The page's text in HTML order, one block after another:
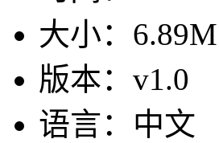
大小： 6.89M
版本： v1.0
语言： 中文